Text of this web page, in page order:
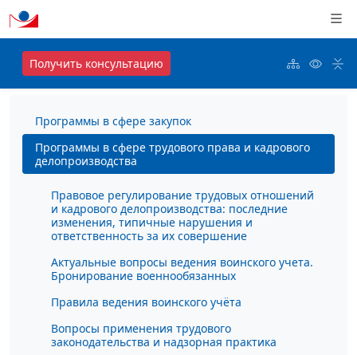
Получить консультацию
Программы в сфере закупок
Программы в сфере трудового права и кадрового
делопроизводства
Правовое регулирование трудовых отношений
и кадрового делопроизводства: последние
изменения, типичные нарушения и
ответственность за их совершение
Актуальные вопросы ведения воинского учета.
Бронирование военнообязанных
Правила ведения воинского учёта
Вопросы применения трудового
законодательства и надзорная практика